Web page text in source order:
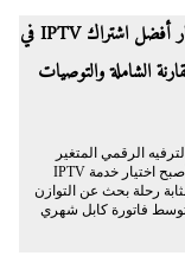
دليل اختيار أفضل اشتراك IPTV في
المقارنة الشاملة والتوصيات
الرقمي المتغير
باستمرار، أصبح اختيار خدمة IPTV
رحلة بحث عن التوازن
متوسط فاتورة كابل شهري